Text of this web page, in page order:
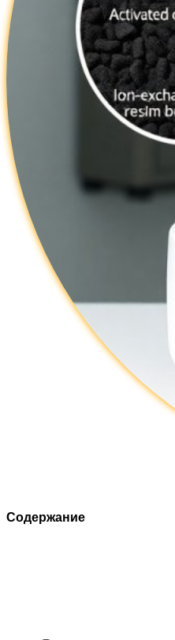
Содержание